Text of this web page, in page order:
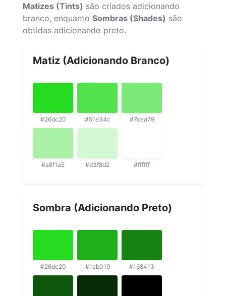
Matizes (Tints) são criados adicionando
branco, enquanto Sombras (Shades) são
obtidas adicionando preto.
Matiz (Adicionando Branco)
#26dc20 #51e34c #7cea79
#a8f1a5 #d3f8d2 #ffffff
Sombra (Adicionando Preto)
#26dc20 #1eb019 #168413